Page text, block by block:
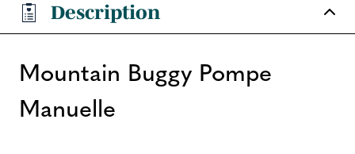
Description
Mountain Buggy Pompe
Manuelle